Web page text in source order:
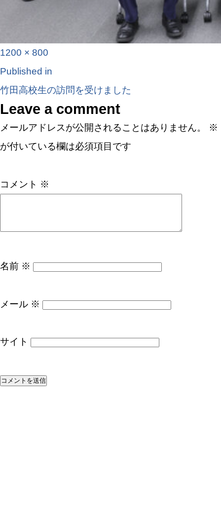
1200 × 800
Published in
竹田高校生の訪問を受けました
Leave a comment
メールアドレスが公開されることはありません。
※
が付いている欄は必須項目です
コメント ※
名前 ※
メール ※
サイト